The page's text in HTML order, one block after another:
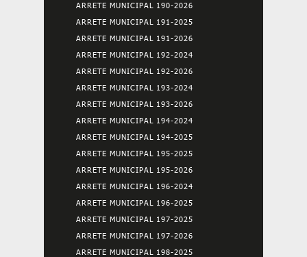
ARRETE MUNICIPAL 190-2026
ARRETE MUNICIPAL 191-2025
ARRETE MUNICIPAL 191-2026
ARRETE MUNICIPAL 192-2024
ARRETE MUNICIPAL 192-2026
ARRETE MUNICIPAL 193-2024
ARRETE MUNICIPAL 193-2026
ARRETE MUNICIPAL 194-2024
ARRETE MUNICIPAL 194-2025
ARRETE MUNICIPAL 195-2025
ARRETE MUNICIPAL 195-2026
ARRETE MUNICIPAL 196-2024
ARRETE MUNICIPAL 196-2025
ARRETE MUNICIPAL 197-2025
ARRETE MUNICIPAL 197-2026
ARRETE MUNICIPAL 198-2025